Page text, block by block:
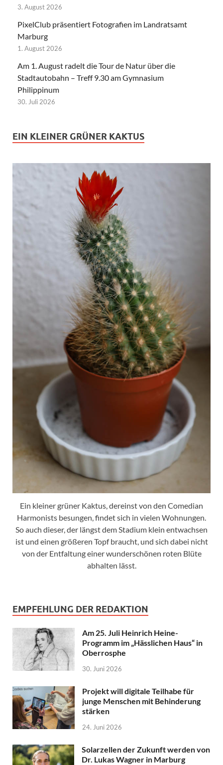
3. August 2026
PixelClub präsentiert Fotografien im Landratsamt
Marburg
1. August 2026
Am 1. August radelt die Tour de Natur über die
Stadtautobahn – Treff 9.30 am Gymnasium
Philippinum
30. Juli 2026
EIN KLEINER GRÜNER KAKTUS
Ein kleiner grüner Kaktus, dereinst von den Comedian
Harmonists besungen, findet sich in vielen Wohnungen.
So auch dieser, der längst dem Stadium klein entwachsen
ist und einen größeren Topf braucht, und sich dabei nicht
von der Entfaltung einer wunderschönen roten Blüte
abhalten lässt.
EMPFEHLUNG DER REDAKTION
Am 25. Juli Heinrich Heine-
Programm im „Hässlichen Haus“ in
Oberrosphe
30. Juni 2026
Projekt will digitale Teilhabe für
junge Menschen mit Behinderung
stärken
24. Juni 2026
Solarzellen der Zukunft werden von
Dr. Lukas Wagner in Marburg